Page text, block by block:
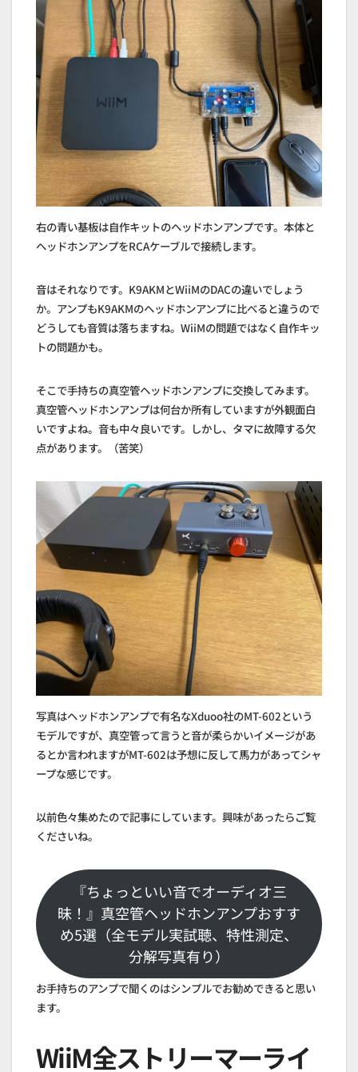
右の青い基板は自作キットのヘッドホンアンプです。本体と
ヘッドホンアンプをRCAケーブルで接続します。
音はそれなりです。K9AKMとWiiMのDACの違いでしょう
か。アンプもK9AKMのヘッドホンアンプに比べると違うので
どうしても音質は落ちますね。WiiMの問題ではなく自作キッ
トの問題かも。
そこで手持ちの真空管ヘッドホンアンプに交換してみます。
真空管ヘッドホンアンプは何台か所有していますが外観面白
いですよね。音も中々良いです。しかし、タマに故障する欠
点があります。（苦笑）
写真はヘッドホンアンプで有名なXduoo社のMT-602という
モデルですが、真空管って言うと音が柔らかいイメージがあ
るとか言われますがMT-602は予想に反して馬力があってシャ
ープな感じです。
以前色々集めたので記事にしています。興味があったらご覧
くださいね。
『ちょっといい音でオーディオ三
昧！』真空管ヘッドホンアンプおすす
め5選（全モデル実試聴、特性測定、
分解写真有り）
お手持ちのアンプで聞くのはシンプルでお勧めできると思い
ます。
WiiM全ストリーマーライ